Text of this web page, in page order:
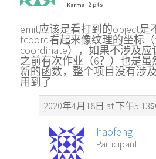
Karma: 2 pts
emit应该是看打到的object是
tcoord看起来像纹理的坐标
coordinate），如果不涉及
之前有次作业（6？）也是
新的函数，整个项目没有涉
用到了
2020年4月18日 at 下午5:13
haofeng
Participant